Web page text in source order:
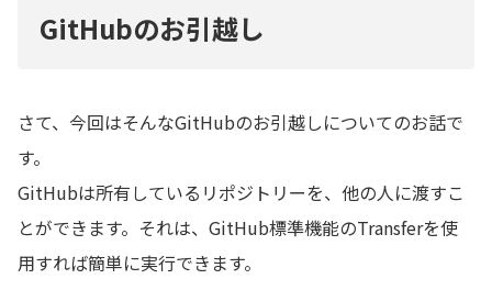
GitHubのお引越し
さて、今回はそんなGitHubのお引越しについてのお話で
す。
GitHubは所有しているリポジトリーを、他の人に渡すこ
とができます。それは、GitHub標準機能のTransferを使
用すれば簡単に実行できます。